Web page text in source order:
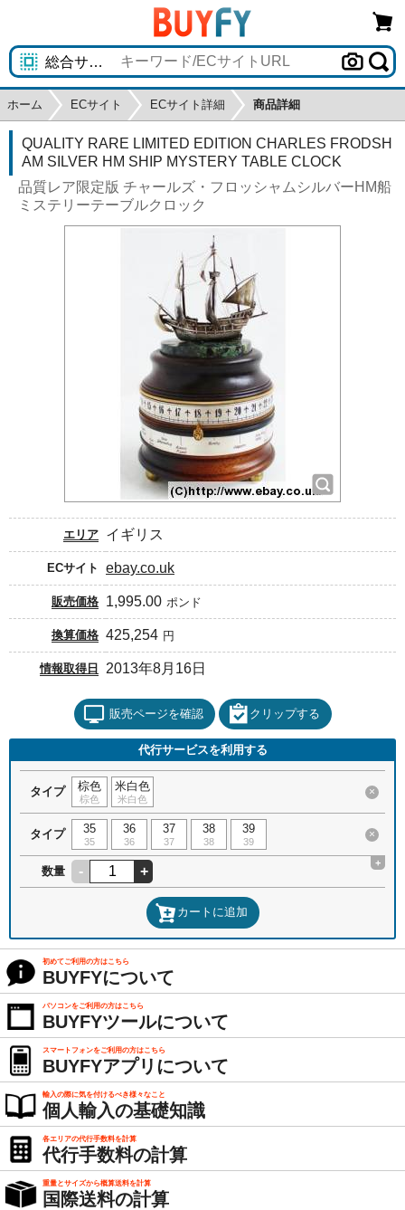
ホーム ECサイト ECサイト詳細 商品詳細
QUALITY RARE LIMITED EDITION CHARLES FRODSH
AM SILVER HM SHIP MYSTERY TABLE CLOCK
品質レア限定版 チャールズ・フロッシャムシルバーHM船
ミステリーテーブルクロック
エリア イギリス
ECサイト ebay.co.uk
販売価格 1,995.00 ポンド
換算価格 425,254 円
情報取得日 2013年8月16日
販売ページを確認 クリップする
代行サービスを利用する
タイプ 棕色
棕色
米白色
米白色
×
タイプ 35
35
36
36
37
37
38
38
39
39
×
数量 - +
+
カートに追加
初めてご利用の方はこちら
BUYFYについて
パソコンをご利用の方はこちら
BUYFYツールについて
スマートフォンをご利用の方はこちら
BUYFYアプリについて
輸入の際に気を付けるべき様々なこと
個人輸入の基礎知識
各エリアの代行手数料を計算
代行手数料の計算
重量とサイズから概算送料を計算
国際送料の計算